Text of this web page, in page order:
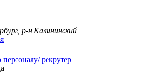
р-н Калининский
рекрутер